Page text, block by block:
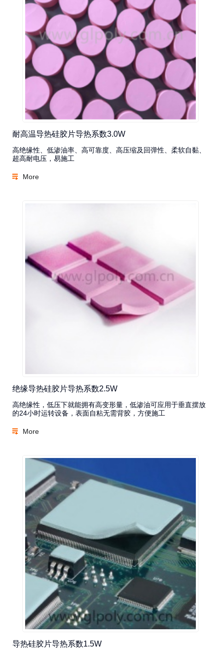
耐高温导热硅胶片导热系数3.0W
高绝缘性、低渗油率、高可靠度、高压缩及回弹性、柔软自黏、
超高耐电压，易施工
More
绝缘导热硅胶片导热系数2.5W
高绝缘性，低压下就能拥有高变形量，低渗油可应用于垂直摆放
的24小时运转设备，表面自粘无需背胶，方便施工
More
导热硅胶片导热系数1.5W